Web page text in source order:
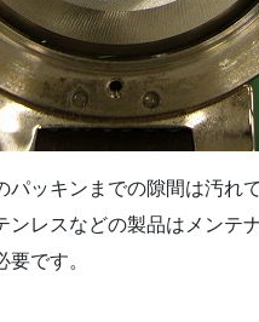
パッキンまでの隙間は汚れ
ンレスなどの製品はメンテ
です。